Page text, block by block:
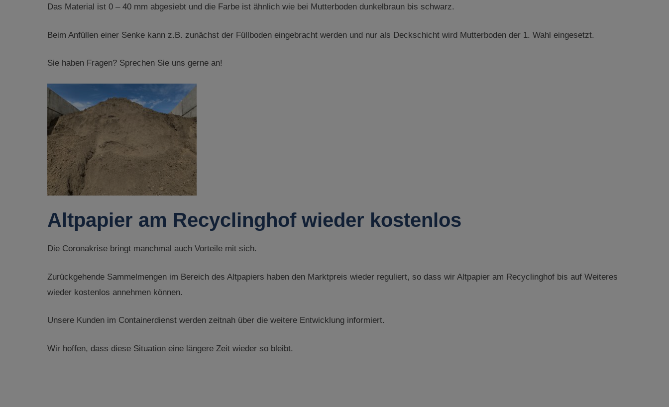
Das Material ist 0 – 40 mm abgesiebt und die Farbe ist ähnlich wie bei Mutterboden dunkelbraun bis schwarz.
Beim Anfüllen einer Senke kann z.B. zunächst der Füllboden eingebracht werden und nur als Deckschicht wird Mutterboden der 1. Wahl eingesetzt.
Sie haben Fragen? Sprechen Sie uns gerne an!
Altpapier am Recyclinghof wieder kostenlos
Die Coronakrise bringt manchmal auch Vorteile mit sich.
Zurückgehende Sammelmengen im Bereich des Altpapiers haben den Marktpreis wieder reguliert, so dass wir Altpapier am Recyclinghof bis auf Weiteres
wieder kostenlos annehmen können.
Unsere Kunden im Containerdienst werden zeitnah über die weitere Entwicklung informiert.
Wir hoffen, dass diese Situation eine längere Zeit wieder so bleibt.